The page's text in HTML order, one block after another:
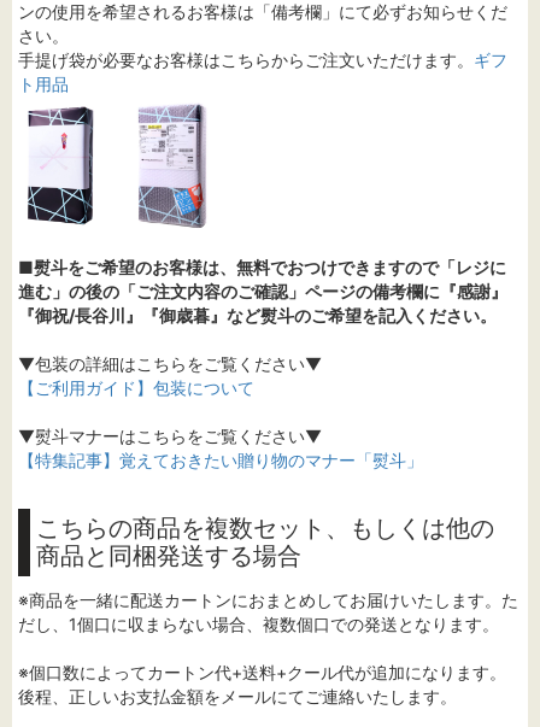
ンの使用を希望されるお客様は「備考欄」にて必ずお知らせくだ
さい。
手提げ袋が必要なお客様はこちらからご注文いただけます。 ギフ
ト用品
■熨斗をご希望のお客様は、無料でおつけできますので「レジに
進む」の後の「ご注文内容のご確認」ページの備考欄に『感謝』
『御祝/長谷川』『御歳暮』など熨斗のご希望を記入ください。
▼包装の詳細はこちらをご覧ください▼
【ご利用ガイド】包装について
▼熨斗マナーはこちらをご覧ください▼
【特集記事】覚えておきたい贈り物のマナー「熨斗」
こちらの商品を複数セット、もしくは他の
商品と同梱発送する場合
※商品を一緒に配送カートンにおまとめしてお届けいたします。た
だし、1個口に収まらない場合、複数個口での発送となります。
※個口数によってカートン代+送料+クール代が追加になります。
後程、正しいお支払金額をメールにてご連絡いたします。